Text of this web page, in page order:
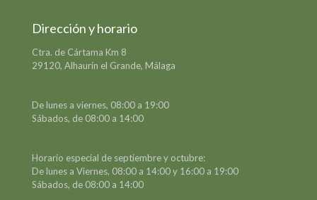
Dirección y horario
Ctra. de Cártama Km 8
29120, Alhaurín el Grande, Málaga
De lunes a viernes, 08:00 a 19:00
Sábados, de 08:00 a 14:00
Horario especial de septiembre y octubre:
De lunes a Viernes, 08:00 a 14:00 y 16:00 a 19:00
Sábados, de 08:00 a 14:00